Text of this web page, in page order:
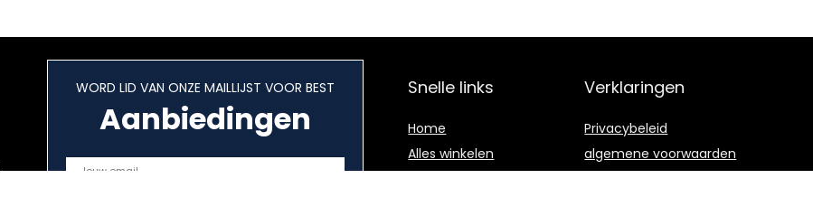
WORD LID VAN ONZE MAILLIJST VOOR BEST
Aanbiedingen
Snelle links
Home
Alles winkelen
Verklaringen
Privacybeleid
algemene voorwaarden